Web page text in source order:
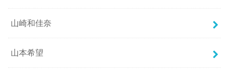
山崎和佳奈
山本希望